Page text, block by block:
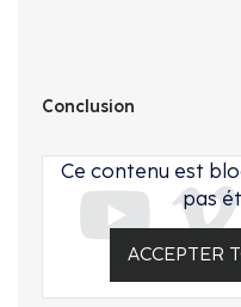
Conclusion
Ce contenu est
pas
ACCEPTER